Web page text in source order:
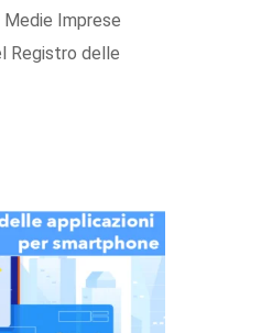
Imprese
Registro delle